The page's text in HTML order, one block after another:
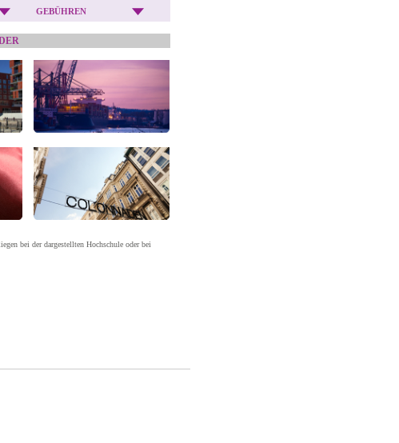
GEBÜHREN
bei der dargestellten Hochschule oder bei